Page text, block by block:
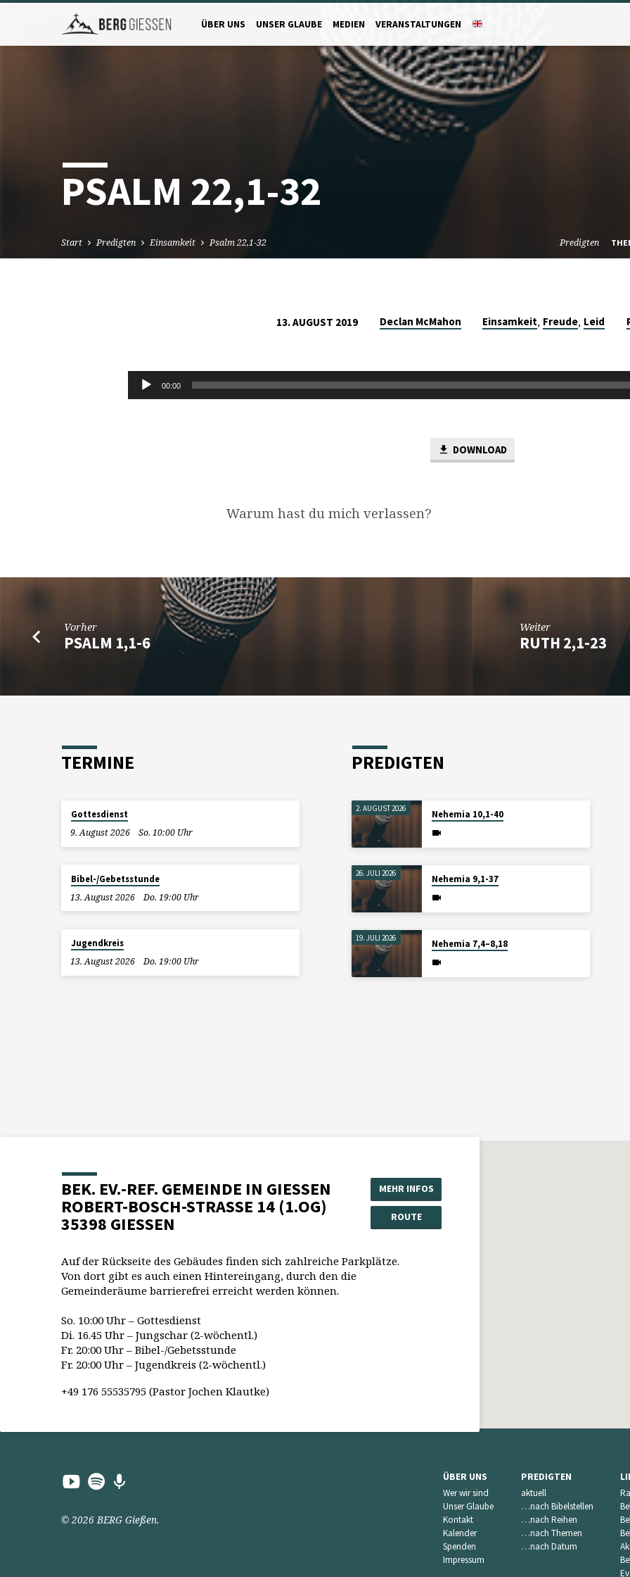
ÜBER UNS UNSER GLAUBE MEDIEN VERANSTALTUNGEN
PSALM 22,1-32
Start Predigten Einsamkeit Psalm 22,1-32 Predigten
22,1-
13. AUGUST 2019 Declan McMahon Einsamkeit, Freude, Leid
Audio-
Player
00:00
DOWNLOAD
Warum hast du mich verlassen?
Vorher
PSALM 1,1-6
Weiter
RUTH 2,1-23
TERMINE
Gottesdienst
9. August 2026
So. 10:00 Uhr
Bibel-/Gebetsstunde
13. August 2026
Do. 19:00 Uhr
Jugendkreis
13. August 2026
Do. 19:00 Uhr
PREDIGTEN
2. AUGUST 2026
Nehemia 10,1-40
26. JULI 2026
Nehemia 9,1-37
19. JULI 2026
Nehemia 7,4–8,18
BEK. EV.-REF. GEMEINDE IN GIESSEN
ROBERT-BOSCH-STRASSE 14 (1.OG)
35398 GIESSEN
MEHR INFOS
ROUTE
Auf der Rückseite des Gebäudes finden sich zahlreiche Parkplätze.
Von dort gibt es auch einen Hintereingang, durch den die
Gemeinderäume barrierefrei erreicht werden können.
So. 10:00 Uhr – Gottesdienst
Di. 16.45 Uhr – Jungschar (2-wöchentl.)
Fr. 20:00 Uhr – Bibel-/Gebetsstunde
Fr. 20:00 Uhr – Jugendkreis (2-wöchentl.)
+49 176 55535795 (Pastor Jochen Klautke)
© 2026 BERG Gießen.
ÜBER UNS
Wer wir sind
Unser Glaube
Kontakt
Kalender
Spenden
Impressum
PREDIGTEN
aktuell
…nach Bibelstellen
…nach Reihen
…nach Themen
…nach Datum